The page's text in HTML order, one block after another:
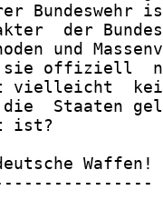
Bundeswehr
der
und
offiziell
vielleicht
Staaten
ist?
Waffen!